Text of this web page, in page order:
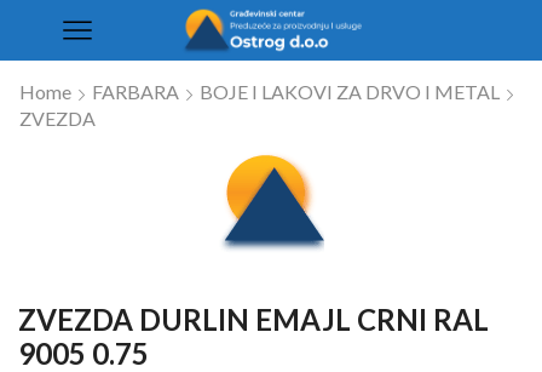
Home FARBARA
BOJE I LAKOVI ZA DRVO I METAL
ZVEZDA
ZVEZDA DURLIN EMAJL CRNI RAL
9005 0.75